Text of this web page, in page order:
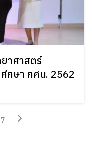
าศาสตร์
กษา กศน. 2562